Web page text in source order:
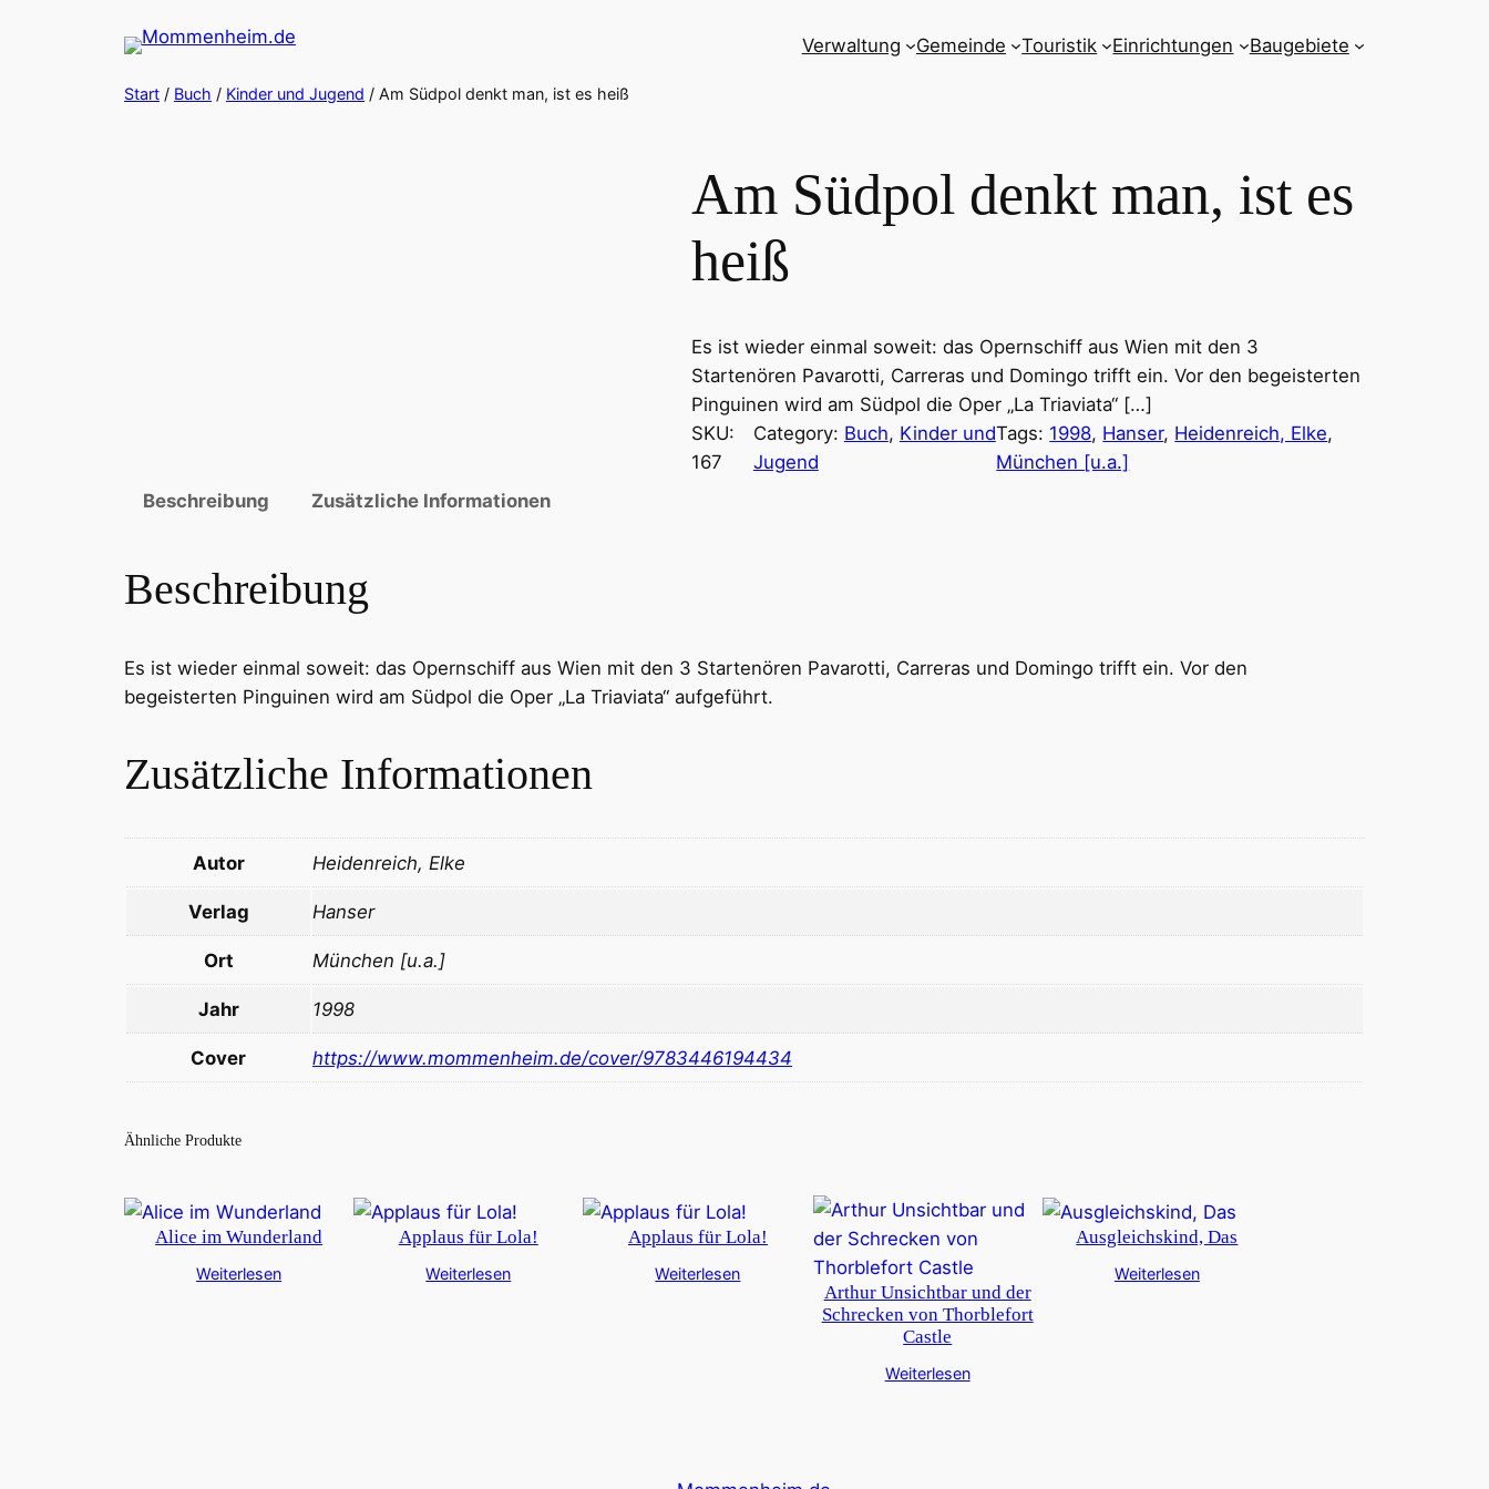
Verwaltung Gemeinde Touristik Einrichtungen Baugebiete
Start / Buch / Kinder und Jugend / Am Südpol denkt man, ist es heiß
Am Südpol denkt man, ist es
heiß
Es ist wieder einmal soweit: das Opernschiff aus Wien mit den 3
Startenören Pavarotti, Carreras und Domingo trifft ein. Vor den begeisterten
Pinguinen wird am Südpol die Oper „La Triaviata“ […]
SKU:
167
Category: Buch, Kinder und
Jugend
Tags: 1998, Hanser, Heidenreich, Elke
München [u.a.]
Beschreibung
Zusätzliche Informationen
Beschreibung
Es ist wieder einmal soweit: das Opernschiff aus Wien mit den 3 Startenören Pavarotti, Carreras und Domingo trifft ein. Vor den
begeisterten Pinguinen wird am Südpol die Oper „La Triaviata“ aufgeführt.
Zusätzliche Informationen
Autor Heidenreich, Elke
Verlag Hanser
Ort München [u.a.]
Jahr 1998
Cover https://www.mommenheim.de/cover/9783446194434
Ähnliche Produkte
Alice im Wunderland
Weiterlesen
Applaus für Lola!
Weiterlesen
Applaus für Lola!
Weiterlesen
Arthur Unsichtbar und der
Schrecken von Thorblefort
Castle
Weiterlesen
Ausgleichskind, Das
Weiterlesen